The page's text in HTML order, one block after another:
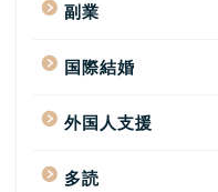
副業
国際結婚
外国人支援
多読